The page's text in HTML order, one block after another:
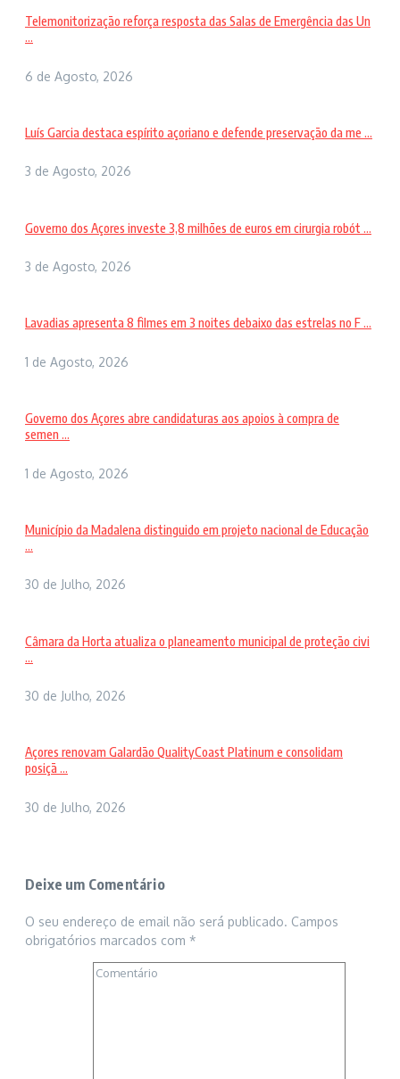
Telemonitorização reforça resposta das Salas de Emergência das Un
...
6 de Agosto, 2026
Luís Garcia destaca espírito açoriano e defende preservação da me ...
3 de Agosto, 2026
Governo dos Açores investe 3,8 milhões de euros em cirurgia robót ...
3 de Agosto, 2026
Lavadias apresenta 8 filmes em 3 noites debaixo das estrelas no F ...
1 de Agosto, 2026
Governo dos Açores abre candidaturas aos apoios à compra de
semen ...
1 de Agosto, 2026
Município da Madalena distinguido em projeto nacional de Educação
...
30 de Julho, 2026
Câmara da Horta atualiza o planeamento municipal de proteção civi
...
30 de Julho, 2026
Açores renovam Galardão QualityCoast Platinum e consolidam
posiçã ...
30 de Julho, 2026
Deixe um Comentário
O seu endereço de email não será publicado. Campos
obrigatórios marcados com *